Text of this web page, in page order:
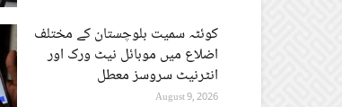
کوئٹہ سمیت بلوچستان کے مختلف
اضلاع میں موبائل نیٹ ورک اور
انٹرنیٹ سروسز معطل
August 9, 2026